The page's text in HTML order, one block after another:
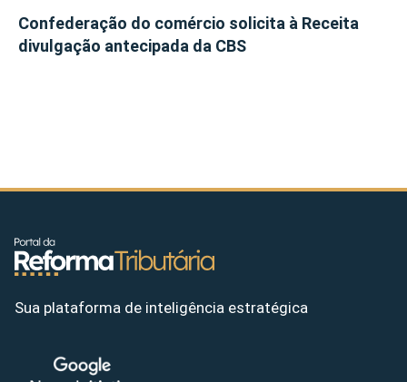
Confederação do comércio solicita à Receita
divulgação antecipada da CBS
Sua plataforma de inteligência estratégica